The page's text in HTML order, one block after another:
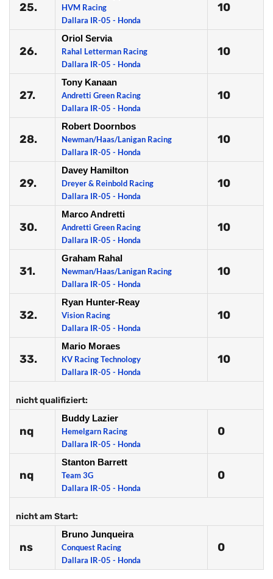
25.
HVM Racing
Dallara IR-05 - Honda
10
26.
Oriol Servia
Rahal Letterman Racing
Dallara IR-05 - Honda
10
27.
Tony Kanaan
Andretti Green Racing
Dallara IR-05 - Honda
10
28.
Robert Doornbos
Newman/Haas/Lanigan Racing
Dallara IR-05 - Honda
10
29.
Davey Hamilton
Dreyer & Reinbold Racing
Dallara IR-05 - Honda
10
30.
Marco Andretti
Andretti Green Racing
Dallara IR-05 - Honda
10
31.
Graham Rahal
Newman/Haas/Lanigan Racing
Dallara IR-05 - Honda
10
32.
Ryan Hunter-Reay
Vision Racing
Dallara IR-05 - Honda
10
33.
Mario Moraes
KV Racing Technology
Dallara IR-05 - Honda
10
nicht qualifiziert:
nq
Buddy Lazier
Hemelgarn Racing
Dallara IR-05 - Honda
0
nq
Stanton Barrett
Team 3G
Dallara IR-05 - Honda
0
nicht am Start:
ns
Bruno Junqueira
Conquest Racing
Dallara IR-05 - Honda
0